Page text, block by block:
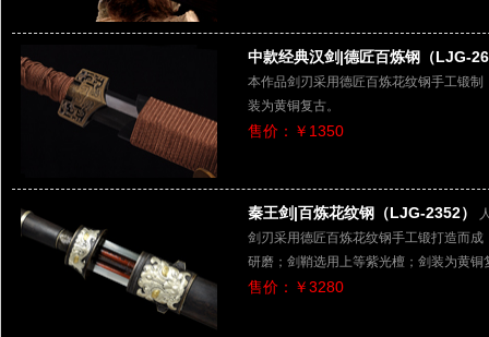
中款经典汉剑|德匠百炼钢（LJG-
本作品剑刃采用德匠百炼花纹钢手工锻
装为黄铜复古。
售价：￥1350
秦王剑|百炼花纹钢（LJG-2352）
剑刃采用德匠百炼花纹钢手工锻打造而
研磨；剑鞘选用上等紫光檀；剑装为黄铜
售价：￥3280